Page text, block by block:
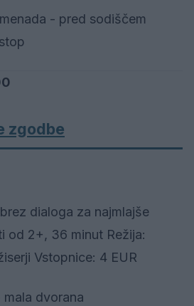
- pred sodiščem
zgodbe
dialoga za najmlajše
od 2+, 36 minut Režija:
Vstopnice: 4 EUR
mala dvorana